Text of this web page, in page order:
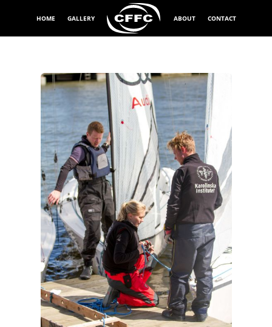
HOME GALLERY ABOUT CONTACT
Exponeringstid
1/1250 sek
Bländare